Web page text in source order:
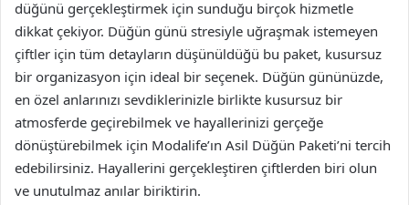
düğünü gerçekleştirmek için sunduğu birçok hizmetle
dikkat çekiyor. Düğün günü stresiyle uğraşmak istemeyen
çiftler için tüm detayların düşünüldüğü bu paket, kusursuz
bir organizasyon için ideal bir seçenek. Düğün gününüzde,
en özel anlarınızı sevdiklerinizle birlikte kusursuz bir
atmosferde geçirebilmek ve hayallerinizi gerçeğe
dönüştürebilmek için Modalife’ın Asil Düğün Paketi’ni tercih
edebilirsiniz. Hayallerini gerçekleştiren çiftlerden biri olun
ve unutulmaz anılar biriktirin.